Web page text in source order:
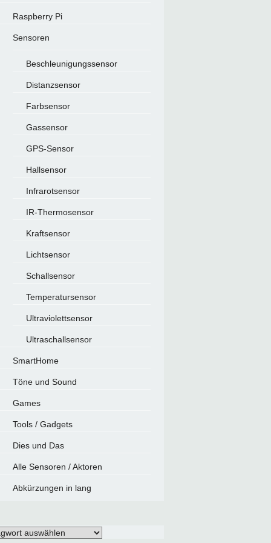
Raspberry Pi
Sensoren
Beschleunigungssensor
Distanzsensor
Farbsensor
Gassensor
GPS-Sensor
Hallsensor
Infrarotsensor
IR-Thermosensor
Kraftsensor
Lichtsensor
Schallsensor
Temperatursensor
Ultraviolettsensor
Ultraschallsensor
SmartHome
Töne und Sound
Games
Tools / Gadgets
Dies und Das
Alle Sensoren / Aktoren
Abkürzungen in lang